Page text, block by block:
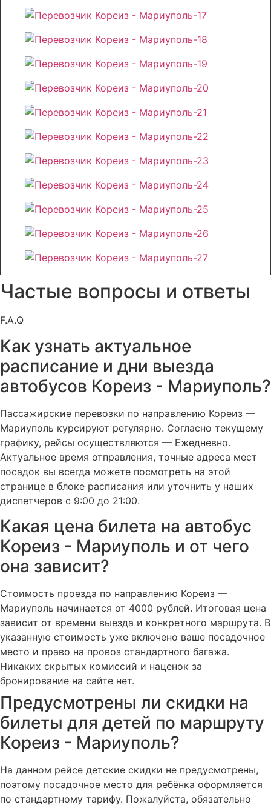
Частые вопросы и ответы
F.A.Q
Как узнать актуальное
расписание и дни выезда
автобусов Кореиз - Мариуполь?
Пассажирские перевозки по направлению Кореиз —
Мариуполь курсируют регулярно. Согласно текущему
графику, рейсы осуществляются — Ежедневно.
Актуальное время отправления, точные адреса мест
посадок вы всегда можете посмотреть на этой
странице в блоке расписания или уточнить у наших
диспетчеров с 9:00 до 21:00.
Какая цена билета на автобус
Кореиз - Мариуполь и от чего
она зависит?
Стоимость проезда по направлению Кореиз —
Мариуполь начинается от 4000 рублей. Итоговая цена
зависит от времени выезда и конкретного маршрута. В
указанную стоимость уже включено ваше посадочное
место и право на провоз стандартного багажа.
Никаких скрытых комиссий и наценок за
бронирование на сайте нет.
Предусмотрены ли скидки на
билеты для детей по маршруту
Кореиз - Мариуполь?
На данном рейсе детские скидки не предусмотрены,
поэтому посадочное место для ребёнка оформляется
по стандартному тарифу. Пожалуйста, обязательно